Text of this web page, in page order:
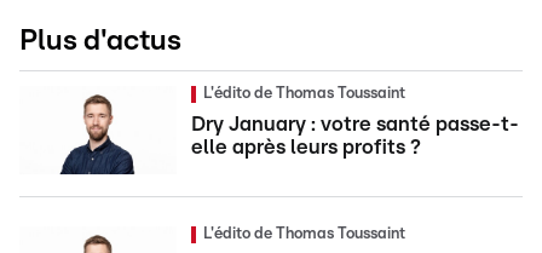
Plus d'actus
L'édito de Thomas Toussaint
Dry January : votre santé passe-t-
elle après leurs profits ?
L'édito de Thomas Toussaint